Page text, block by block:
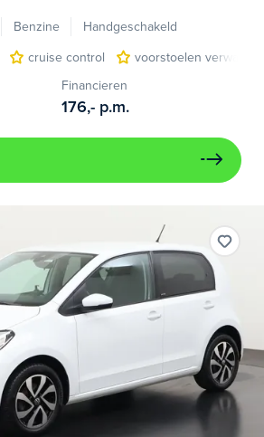
Benzine
Handgeschakeld
cruise control
voorstoelen verwarmd
Financieren
176,- p.m.